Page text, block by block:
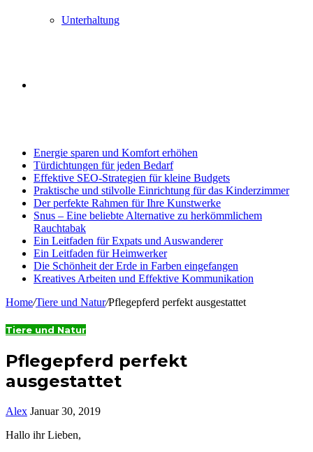
Unterhaltung
Energie sparen und Komfort erhöhen
Türdichtungen für jeden Bedarf
Effektive SEO-Strategien für kleine Budgets
Praktische und stilvolle Einrichtung für das Kinderzimmer
Der perfekte Rahmen für Ihre Kunstwerke
Snus – Eine beliebte Alternative zu herkömmlichem
Rauchtabak
Ein Leitfaden für Expats und Auswanderer
Ein Leitfaden für Heimwerker
Die Schönheit der Erde in Farben eingefangen
Kreatives Arbeiten und Effektive Kommunikation
Home/Tiere und Natur/Pflegepferd perfekt ausgestattet
Tiere und Natur
Pflegepferd perfekt
ausgestattet
Alex Januar 30, 2019
Hallo ihr Lieben,